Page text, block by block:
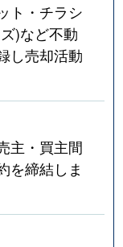
ト・チラシ
)など不動
し売却活動
主・買主間
を締結しま